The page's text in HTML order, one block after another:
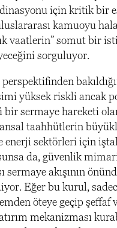
için kritik bir
kamuoyu hala
vaatlerin” somut bir
sorguluyor.
perspektifinden
yüksek riskli ancak
sermaye hareketi
taahhütlerin
enerji sektörleri için
da, güvenlik
sermaye akışının
Eğer bu kurul,
öteye geçip şeffaf
mekanizması